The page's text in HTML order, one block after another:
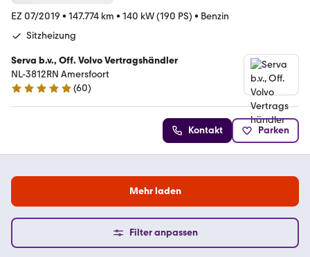
EZ 07/2019 • 147.774 km • 140 kW (190 PS) • Benzin
Sitzheizung
Serva b.v., Off. Volvo Vertragshändler
NL-3812RN Amersfoort
4.9 Sterne
(60)
Kontakt Parken
Mehr laden
Filter anpassen